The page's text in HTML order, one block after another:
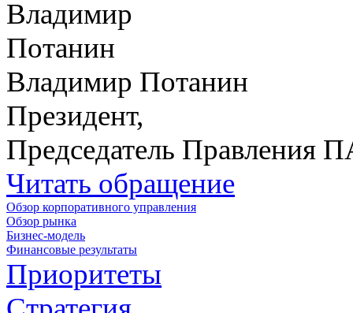
Владимир Потанин
Президент,
Председатель Правления
Читать обращение
Обзор корпоративного управления
Обзор рынка
Бизнес-модель
Финансовые результаты
Приоритеты